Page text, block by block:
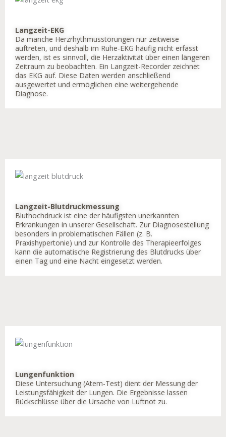
Langzeit-EKG
Da manche Herzrhythmusstörungen nur zeitweise
auftreten, und deshalb im Ruhe-EKG häufig nicht erfasst
werden, ist es sinnvoll, die Herzaktivität über einen längeren
Zeitraum zu beobachten. Ein Langzeit-Recorder zeichnet
das EKG auf. Diese Daten werden anschließend
ausgewertet und ermöglichen eine weitergehende
Diagnose.
Langzeit-Blutdruckmessung
Bluthochdruck ist eine der häufigsten unerkannten
Erkrankungen in unserer Gesellschaft. Zur Diagnosestellung
besonders in problematischen Fällen (z. B.
Praxishypertonie) und zur Kontrolle des Therapieerfolges
kann die automatische Registrierung des Blutdrucks über
einen Tag und eine Nacht eingesetzt werden.
Lungenfunktion
Diese Untersuchung (Atem-Test) dient der Messung der
Leistungsfähigkeit der Lungen. Die Ergebnisse lassen
Rückschlüsse über die Ursache von Luftnot zu.